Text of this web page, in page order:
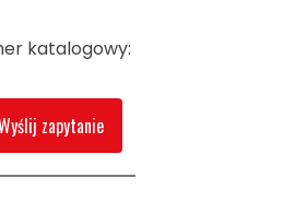
katalogowy:
zapytanie